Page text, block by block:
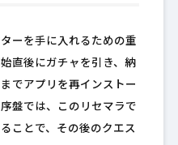
ーを手に入れるための重
直後にガチャを引き、納
でアプリを再インストー
盤では、このリセマラで
ことで、その後のクエス